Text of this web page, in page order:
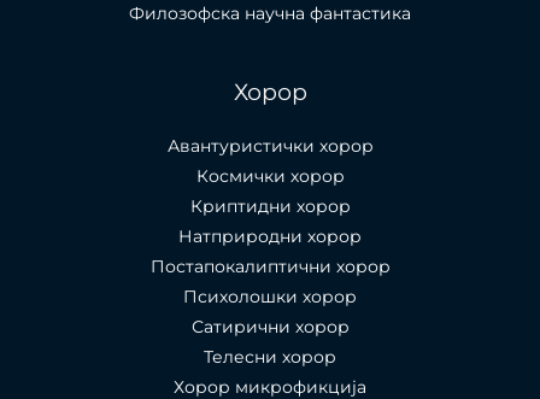
Филозофска научна фантастика
Хорор
Авантуристички хорор
Космички хорор
Криптидни хорор
Натприродни хорор
Постапокалиптични хорор
Психолошки хорор
Сатирични хорор
Телесни хорор
Хорор микрофикција